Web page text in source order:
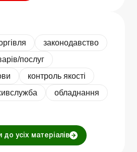
законодавство
послуг
контроль якості
обладнання
до усіх матеріалів